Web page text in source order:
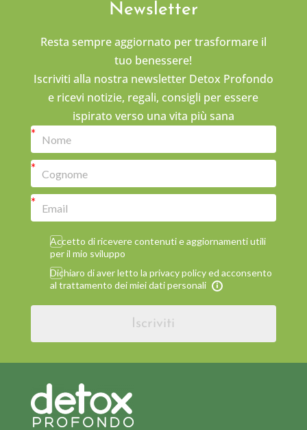
Newsletter
Resta sempre aggiornato per trasformare il
tuo benessere!
Iscriviti alla nostra newsletter Detox Profondo
e ricevi notizie, regali, consigli per essere
ispirato verso una vita più sana
Accetto di ricevere contenuti e aggiornamenti utili
per il mio sviluppo
Dichiaro di aver letto la privacy policy ed acconsento
al trattamento dei miei dati personali
Iscriviti